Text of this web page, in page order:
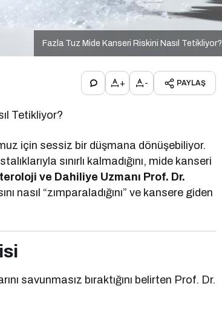
Fazla Tuz Mide Kanseri Riskini Nasıl Tetikliyor?
+ - PAYLAŞ
Tetikliyor?
için sessiz bir düşmana dönüşebiliyor.
sınırlı kalmadığını, mide kanseri
ve Dahiliye Uzmanı Prof. Dr.
nasıl “zımparaladığını” ve kansere giden
savunmasız bıraktığını belirten Prof. Dr.